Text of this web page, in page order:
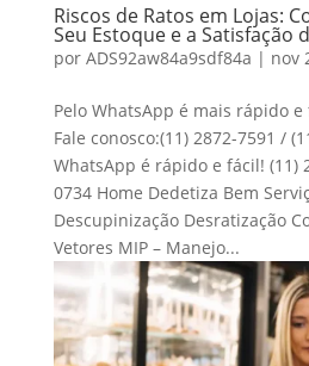
Riscos de Ratos em Lojas:
Seu Estoque e a Satisfação
por ADS92aw84a9sdf84a | nov
Pelo WhatsApp é mais rápido
Fale conosco:(11) 2872-7591 /
WhatsApp é rápido e fácil! (11)
0734 Home Dedetiza Bem
Descupinização Desratização
Vetores MIP – Manejo...